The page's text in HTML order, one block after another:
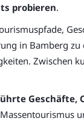
probieren.
in Bamberg
Geschäfte,